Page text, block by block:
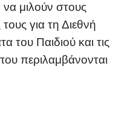
να μιλούν στους
τους για τη Διεθνή
του Παιδιού και τις
περιλαμβάνονται